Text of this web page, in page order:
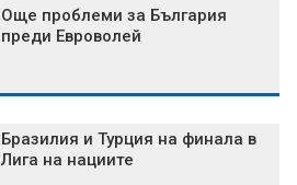
Още проблеми за България
преди Евроволей
Бразилия и Турция на финала в
Лига на нациите